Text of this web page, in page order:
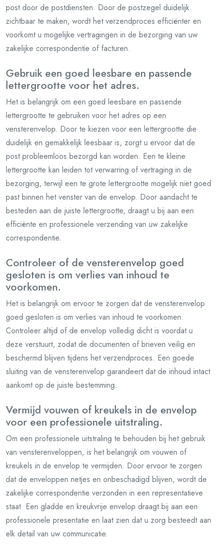
post door de postdiensten. Door de postzegel duidelijk
zichtbaar te maken, wordt het verzendproces efficiënter en
voorkomt u mogelijke vertragingen in de bezorging van uw
zakelijke correspondentie of facturen.
Gebruik een goed leesbare en passende
lettergrootte voor het adres.
Het is belangrijk om een goed leesbare en passende
lettergrootte te gebruiken voor het adres op een
vensterenvelop. Door te kiezen voor een lettergrootte die
duidelijk en gemakkelijk leesbaar is, zorgt u ervoor dat de
post probleemloos bezorgd kan worden. Een te kleine
lettergrootte kan leiden tot verwarring of vertraging in de
bezorging, terwijl een te grote lettergrootte mogelijk niet goed
past binnen het venster van de envelop. Door aandacht te
besteden aan de juiste lettergrootte, draagt u bij aan een
efficiënte en professionele verzending van uw zakelijke
correspondentie.
Controleer of de vensterenvelop goed
gesloten is om verlies van inhoud te
voorkomen.
Het is belangrijk om ervoor te zorgen dat de vensterenvelop
goed gesloten is om verlies van inhoud te voorkomen.
Controleer altijd of de envelop volledig dicht is voordat u
deze verstuurt, zodat de documenten of brieven veilig en
beschermd blijven tijdens het verzendproces. Een goede
sluiting van de vensterenvelop garandeert dat de inhoud intact
aankomt op de juiste bestemming.
Vermijd vouwen of kreukels in de envelop
voor een professionele uitstraling.
Om een professionele uitstraling te behouden bij het gebruik
van vensterenveloppen, is het belangrijk om vouwen of
kreukels in de envelop te vermijden. Door ervoor te zorgen
dat de enveloppen netjes en onbeschadigd blijven, wordt de
zakelijke correspondentie verzonden in een representatieve
staat. Een gladde en kreukvrije envelop draagt bij aan een
professionele presentatie en laat zien dat u zorg besteedt aan
elk detail van uw communicatie.